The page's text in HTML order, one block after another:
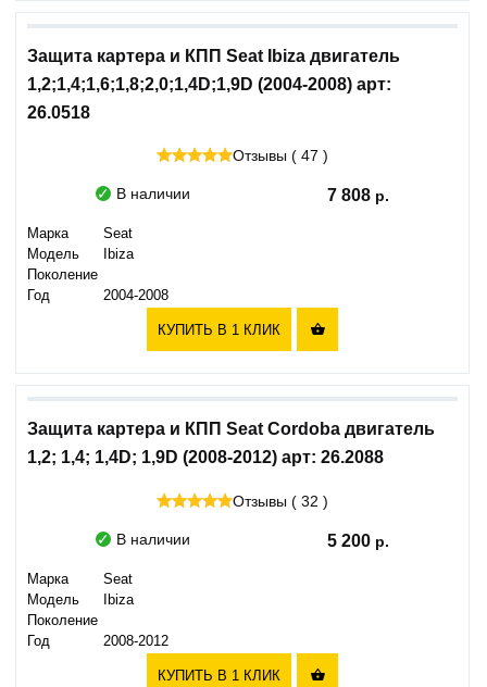
Защита картера и КПП Seat Ibiza двигатель
1,2;1,4;1,6;1,8;2,0;1,4D;1,9D (2004-2008) арт:
26.0518
Отзывы ( 47 )
В наличии 7 808
Марка
Seat
Модель
Ibiza
Поколение
Год
2004-2008
КУПИТЬ В 1 КЛИК 
Защита картера и КПП Seat Cordoba двигатель
1,2; 1,4; 1,4D; 1,9D (2008-2012) арт: 26.2088
Отзывы ( 32 )
В наличии 5 200
Марка
Seat
Модель
Ibiza
Поколение
Год
2008-2012
КУПИТЬ В 1 КЛИК 